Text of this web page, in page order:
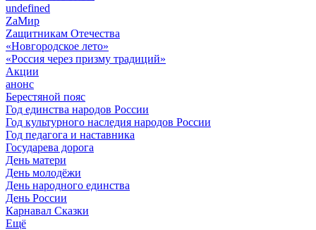
undefined
ZaМир
Zащитникам Отечества
«Новгородское лето»
«Россия через призму традиций»
Акции
анонс
Берестяной пояс
Год единства народов России
Год культурного наследия народов России
Год педагога и наставника
Государева дорога
День матери
День молодёжи
День народного единства
День России
Карнавал Сказки
Ещё